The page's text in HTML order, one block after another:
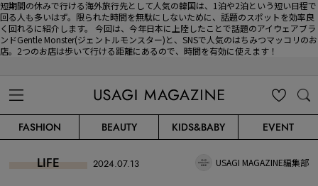
短期間の休みで行ける海外旅行先として人気の韓国は、1泊や2泊という短い日程で
回る人も多いはず。限られた時間を無駄にしないために、話題のスポットを効率良
く回れるに紹介します。 今回は、今年日本に上陸したことで話題のアイウェアブラ
ンドGentle Monster(ジェントルモンスター)と、SNSで人気のはちみつマッコリのお
店。2つのお店は歩いて行ける距離にあるので、時間を有効に使えます！
CLIP
FASHION BEAUTY KIDS&BABY EVENT
LIFE 2024.07.13 USAGI MAGAZINE編集部